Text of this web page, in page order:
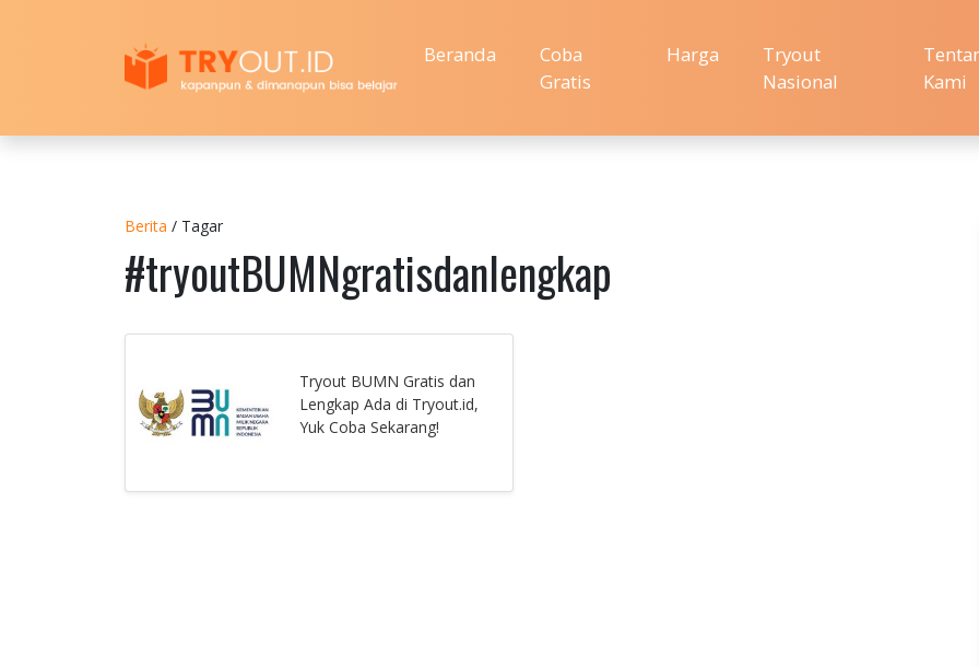
Beranda
Coba
Gratis
Harga
Tryout
Nasional
Kami
Berita / Tagar
#tryoutBUMNgratisdanlengkap
Tryout BUMN Gratis dan
Lengkap Ada di Tryout.id,
Yuk Coba Sekarang!